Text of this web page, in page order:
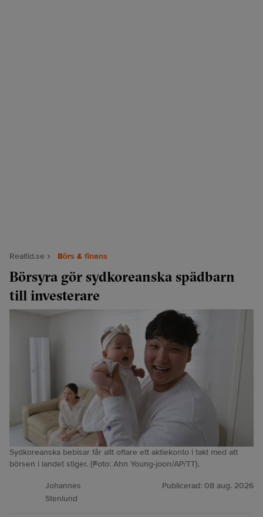
Realtid.se Börs & finans
Börsyra gör sydkoreanska spädbarn
till investerare
Sydkoreanska bebisar får allt oftare ett aktiekonto i takt med att
börsen i landet stiger. (Foto: Ahn Young-joon/AP/TT).
Johannes
Stenlund
Publicerad: 08 aug. 2026